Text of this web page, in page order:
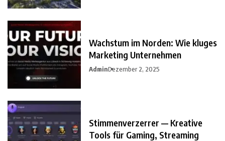
Wachstum im Norden: Wie kluges
Marketing Unternehmen
AdminDezember 2, 2025
Stimmenverzerrer — Kreative
Tools für Gaming, Streaming